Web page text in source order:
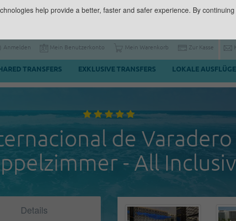
Anmelden Mein Benutzerkonto Mein Warenkorb Zur Kasse
TRANSFERS EXKLUSIVE TRANSFERS LOKALE AUSFLÜGE
de Varadero
- All
Details
help provide a better, faster and safer experience. By